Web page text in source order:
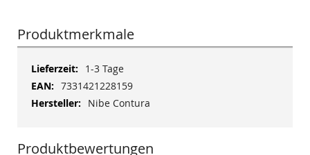
Produktmerkmale
Mehr
Informationen
1-3 Tage
7331421228159
Nibe Contura
Produktbewertungen